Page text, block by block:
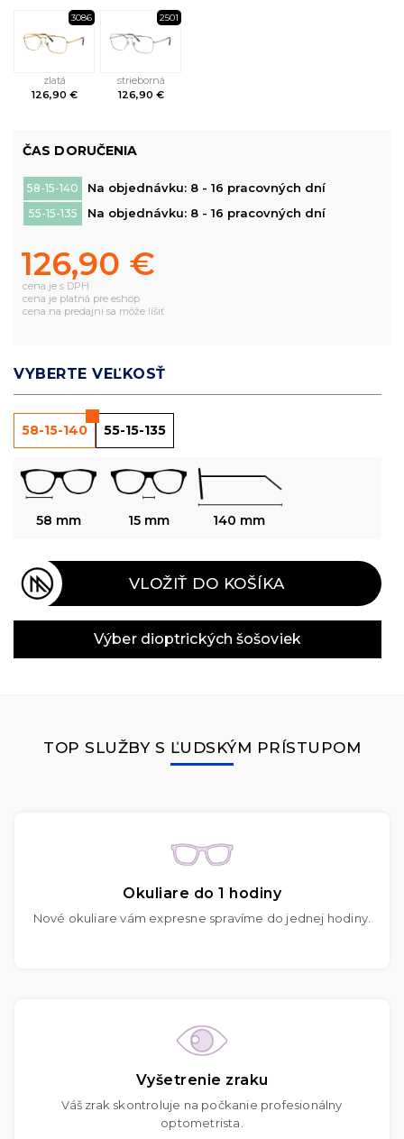
3086
zlatá
126,90 €
2501
strieborná
126,90 €
ČAS DORUČENIA
58-15-140 Na objednávku: 8 - 16 pracovných dní
55-15-135 Na objednávku: 8 - 16 pracovných dní
126,90 €
cena je s DPH
cena je platná pre eshop
cena na predajni sa môže líšiť
VYBERTE VEĽKOSŤ
58-15-140 55-15-135
58 mm 15 mm 140 mm
VLOŽIŤ DO KOŠÍKA
Výber dioptrických šošoviek
TOP SLUŽBY S ĽUDSKÝM PRÍSTUPOM
Okuliare do 1 hodiny
Nové okuliare vám expresne spravíme do jednej hodiny.
Vyšetrenie zraku
Váš zrak skontroluje na počkanie profesionálny
optometrista.